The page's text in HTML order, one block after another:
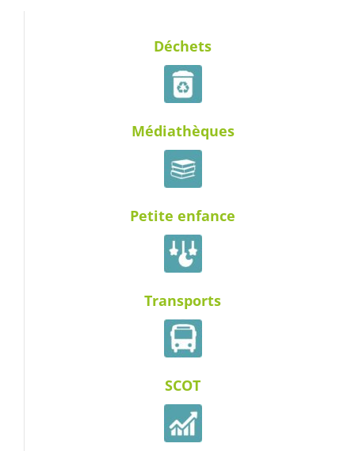
Déchets
Médiathèques
Petite enfance
Transports
SCOT